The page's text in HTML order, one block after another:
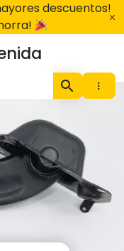
descuentos!